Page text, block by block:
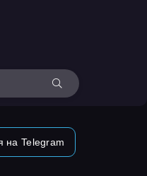
на Telegram